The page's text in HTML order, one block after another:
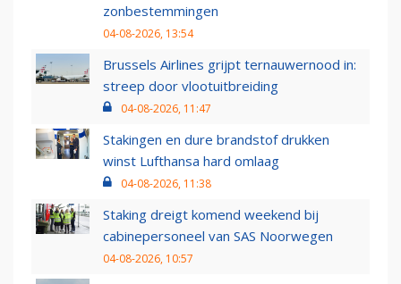
zonbestemmingen
04-08-2026, 13:54
Brussels Airlines grijpt ternauwernood in:
streep door vlootuitbreiding
04-08-2026, 11:47
Stakingen en dure brandstof drukken
winst Lufthansa hard omlaag
04-08-2026, 11:38
Staking dreigt komend weekend bij
cabinepersoneel van SAS Noorwegen
04-08-2026, 10:57